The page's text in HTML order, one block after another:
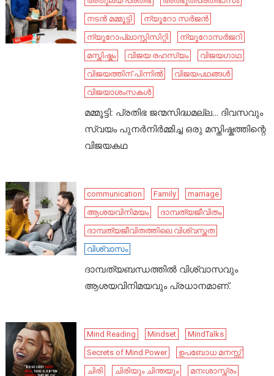
നടൻ മമ്മൂട്ടി
ന്യൂറോ സർജൻ
ന്യൂറോപ്ലാസ്റ്റിസിറ്റി
ന്യൂറോസർജറി
മസ്തിഷ്കം
വിജയ രഹസ്യം
വിജയഗാഥ
വിജയത്തിന് പിന്നിൽ
വിജയപഥങ്ങൾ
വിജയാശംസകൾ
മമ്മൂട്ടി: പ്രതിഭ ജന്മസിദ്ധമല്ല… ദിവസവും
സ്വയം പുനർനിർമ്മിച്ച ഒരു മസ്തിഷ്കത്തിന്റെ
വിജയകഥ
communication Family
marriage
ആശയവിനിമയം
ദാമ്പത്യജീവിതം
ദാമ്പത്യജീവിതത്തിലെ വിശ്വസ്തത
വിശ്വാസം
ദാമ്പത്യബന്ധത്തിൽ വിശ്വാസവും
ആശയവിനിമയവും പ്രധാനമാണ്.
Mind Reading Mindset
MindTalks
Secrets of Mind Power
ഉപബോധ മനസ്സ്
ചിരി
ചിരിയും ചിന്തയും
മനഃശാസ്ത്രം